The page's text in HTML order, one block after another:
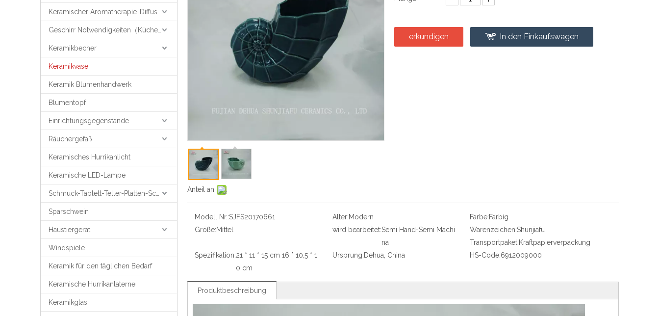
Keramikbecher
Keramikvase
Keramik Blumenhandwerk
Blumentopf
Einrichtungsgegenstände
Räuchergefäß
Keramisches Hurrikanlicht
Keramische LED-Lampe
Sparschwein
Haustiergerät
Windspiele
Keramik für den täglichen Bedarf
Keramische Hurrikanlaterne
Keramikglas
Anteil an:
erkundigen In den Einkaufswagen
Modell Nr.:SJFS20170661 Alter:Modern Farbe:Farbig
Größe:Mittel wird bearbeitet:Semi Hand-Semi Machi
na
Warenzeichen:Shunjiafu
Transportpaket:Kraftpapierverpackung
Spezifikation:21 * 11 * 15 cm 16 * 10,5 * 1
0 cm
Ursprung:Dehua, China HS-Code:6912009000
Produktbeschreibung